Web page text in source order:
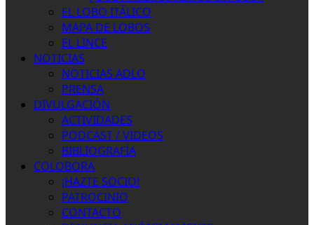
EL LOBO ITÁLICO
MAPA DE LOBOS
EL LINCE
NOTICIAS
NOTICIAS ADLO
PRENSA
DIVULGACIÓN
ACTIVIDADES
PODCAST / VIDEOS
BIBLIOGRAFÍA
COLOBORA
¡HAZTE SOCIO!
PATROCINIO
CONTACTO